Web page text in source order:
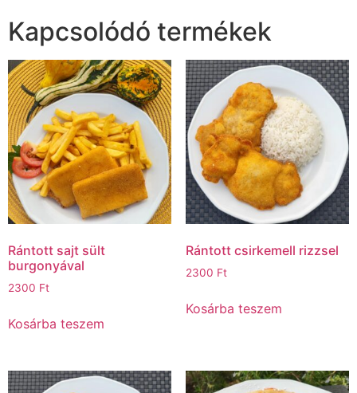
Kapcsolódó termékek
Rántott sajt sült
burgonyával
2300 Ft
Kosárba teszem
Rántott csirkemell rizzsel
2300 Ft
Kosárba teszem